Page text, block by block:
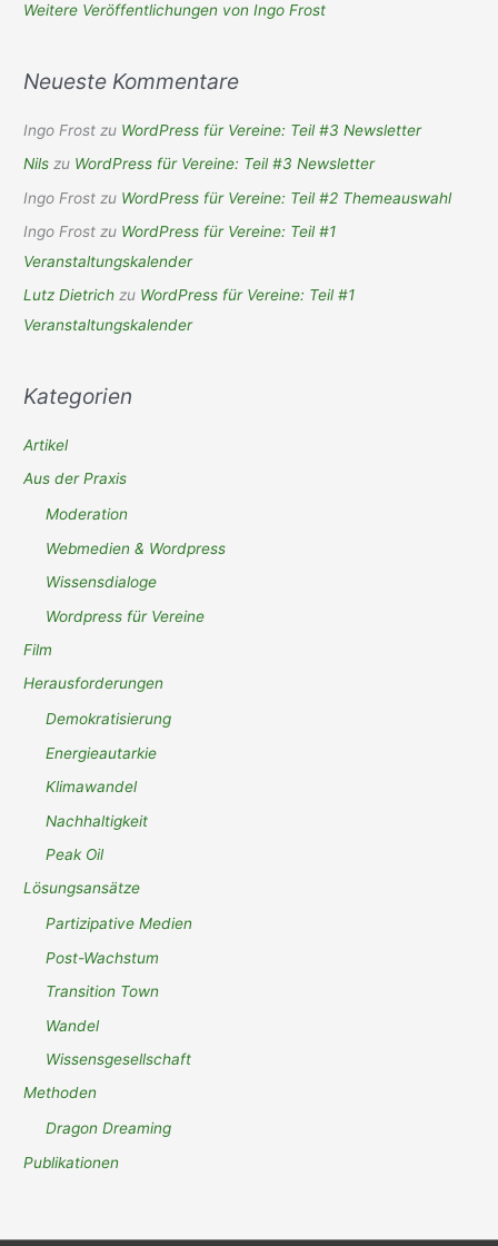
Weitere Veröffentlichungen von Ingo Frost
Neueste Kommentare
Ingo Frost zu WordPress für Vereine: Teil #3 Newsletter
Nils zu WordPress für Vereine: Teil #3 Newsletter
Ingo Frost zu WordPress für Vereine: Teil #2 Themeauswahl
Ingo Frost zu WordPress für Vereine: Teil #1
Veranstaltungskalender
Lutz Dietrich zu WordPress für Vereine: Teil #1
Veranstaltungskalender
Kategorien
Artikel
Aus der Praxis
Moderation
Webmedien & Wordpress
Wissensdialoge
Wordpress für Vereine
Film
Herausforderungen
Demokratisierung
Energieautarkie
Klimawandel
Nachhaltigkeit
Peak Oil
Lösungsansätze
Partizipative Medien
Post-Wachstum
Transition Town
Wandel
Wissensgesellschaft
Methoden
Dragon Dreaming
Publikationen